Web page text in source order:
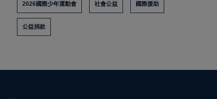
2026國際少年運動會 社會公益 國際援助
公益捐款